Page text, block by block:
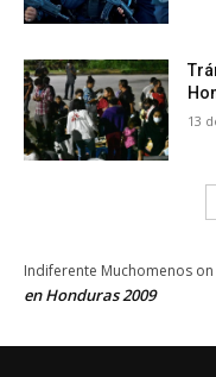
13
Indiferente Muchomenos on
en Honduras 2009